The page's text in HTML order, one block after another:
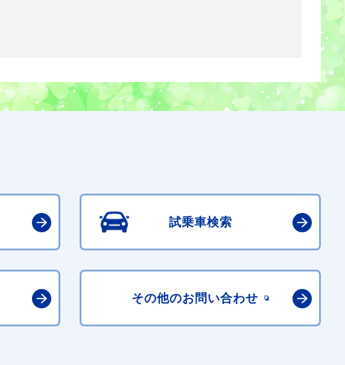
試乗車検索
その他のお問い合わせ